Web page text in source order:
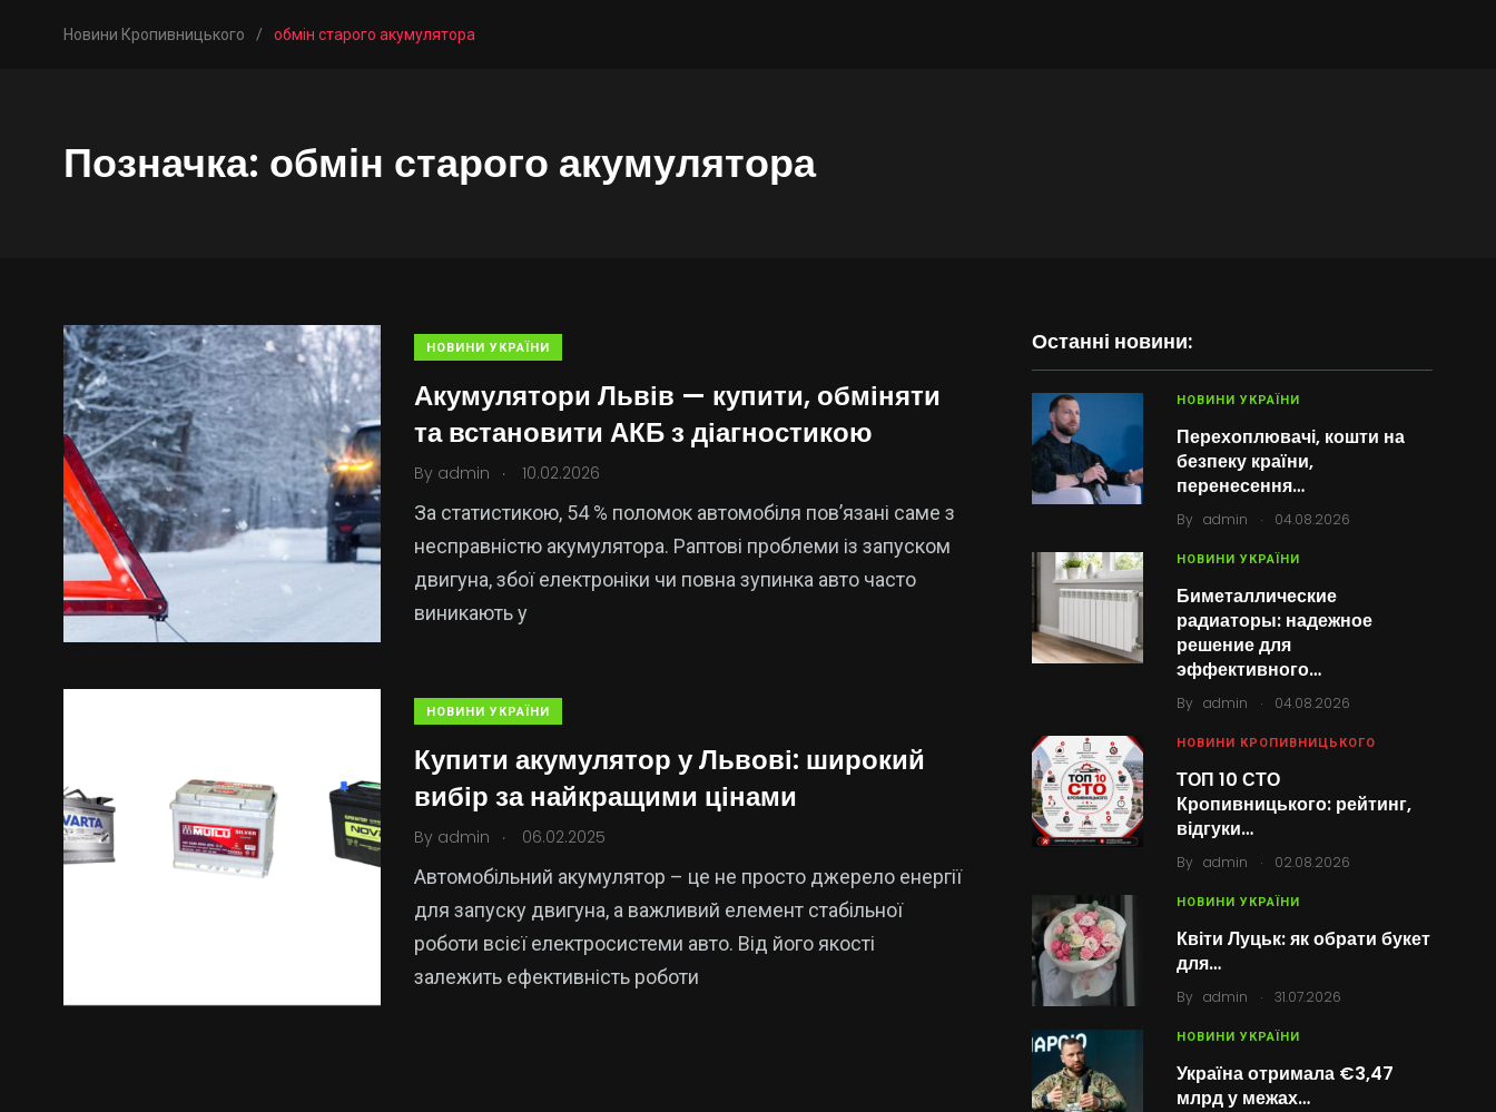
Новини Кропивницького / обмін старого акумулятора
Позначка: обмін старого акумулятора
НОВИНИ УКРАЇНИ
Акумулятори Львів — купити, обміняти
та встановити АКБ з діагностикою
By admin . 10.02.2026
За статистикою, 54 % поломок автомобіля пов’язані саме з
несправністю акумулятора. Раптові проблеми із запуском
двигуна, збої електроніки чи повна зупинка авто часто
виникають у
НОВИНИ УКРАЇНИ
Купити акумулятор у Львові: широкий
вибір за найкращими цінами
By admin . 06.02.2025
Автомобільний акумулятор – це не просто джерело енергії
для запуску двигуна, а важливий елемент стабільної
роботи всієї електросистеми авто. Від його якості
залежить ефективність роботи
Останні новини:
НОВИНИ УКРАЇНИ
Перехоплювачі, кошти на
безпеку країни,
перенесення…
By admin . 04.08.2026
НОВИНИ УКРАЇНИ
Биметаллические
радиаторы: надежное
решение для
эффективного…
By admin . 04.08.2026
НОВИНИ КРОПИВНИЦЬКОГО
ТОП 10 СТО
Кропивницького: рейтинг,
відгуки…
By admin . 02.08.2026
НОВИНИ УКРАЇНИ
Квіти Луцьк: як обрати букет
для…
By admin . 31.07.2026
НОВИНИ УКРАЇНИ
Україна отримала €3,47
млрд у межах…